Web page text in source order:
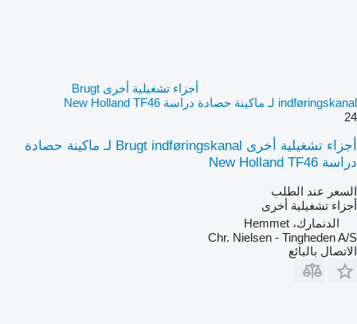
أجزاء تشغيلية أخرى Brugt
indføringskanal لـ ماكينة حصادة دراسة New Holland TF46
24
أجزاء تشغيلية أخرى Brugt indføringskanal لـ ماكينة حصادة
دراسة New Holland TF46
السعر عند الطلب
أجزاء تشغيلية أخرى
الدنمارك، Hemmet
Chr. Nielsen - Tingheden A/S
الاتصال بالبائع